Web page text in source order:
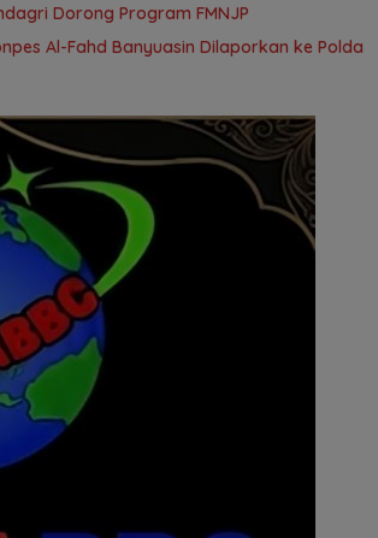
Dorong Program FMNJP
Al-Fahd Banyuasin Dilaporkan ke Polda